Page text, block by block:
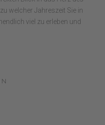
welcher Jahreszeit Sie in
viel zu erleben und